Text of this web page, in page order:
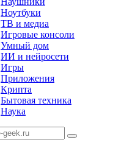
Ноутбуки
ТВ и медиа
Игровые консоли
Умный дом
ИИ и нейросети
Игры
Приложения
Крипта
Бытовая техника
Наука